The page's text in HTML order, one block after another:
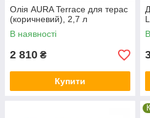
Олія AURA Terrace для терас
(коричневий), 2,7 л
В наявності
2 810 ₴
Купити